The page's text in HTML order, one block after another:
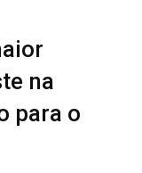
na
para o